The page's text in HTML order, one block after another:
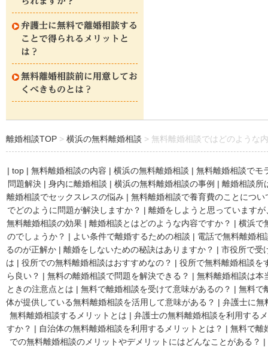
弁護士に無料で離婚相談する
ことで得られるメリットと
は？
無料離婚相談前に用意してお
くべきものとは？
離婚相談TOP 横浜の無料離婚相談 無料離婚相談ではどのような
| top | 無料離婚相談の内容 | 横浜の無料離婚相談 | 無料離婚相談でモ
問題解決 | 身内に離婚相談 | 横浜の無料離婚相談の事例 | 離婚相談所
離婚相談でセックスレスの悩み | 無料離婚相談で養育費のことについ
でどのように問題が解決しますか？ | 離婚をしようと思っています
無料離婚相談の効果 | 離婚相談とはどのような内容ですか？ | 横浜で
のでしょうか？ | よい条件で離婚するための相談 | 電話で無料離婚相
るのが正解か | 離婚をしないための秘訣はありますか？ | 市役所で受
は | 役所での無料離婚相談はおすすめなの？ | 役所で無料離婚相談を
ら良い？ | 無料の離婚相談で問題を解決できる？ | 無料離婚相談は本
ときの注意点とは | 無料で離婚相談を受けて意味があるの？ | 無料で
体が提供している無料離婚相談を活用して意味がある？ | 弁護士に無
無料離婚相談するメリットとは | 弁護士の無料離婚相談を利用する
すか？ | 自治体の無料離婚相談を利用するメリットとは？ | 無料で離
での無料離婚相談のメリットやデメリットにはどんなことがある？ |